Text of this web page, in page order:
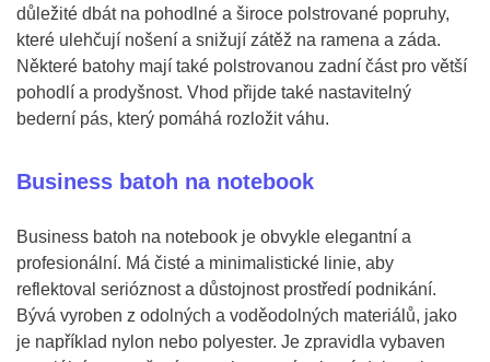
důležité dbát na pohodlné a široce polstrované popruhy,
které ulehčují nošení a snižují zátěž na ramena a záda.
Některé batohy mají také polstrovanou zadní část pro větší
pohodlí a prodyšnost. Vhod přijde také nastavitelný
bederní pás, který pomáhá rozložit váhu.
Business batoh na notebook
Business batoh na notebook je obvykle elegantní a
profesionální. Má čisté a minimalistické linie, aby
reflektoval serióznost a důstojnost prostředí podnikání.
Bývá vyroben z odolných a voděodolných materiálů, jako
je například nylon nebo polyester. Je zpravidla vybaven